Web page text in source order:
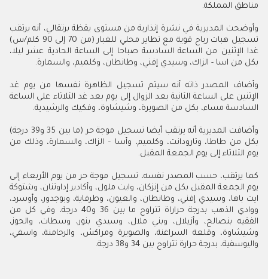
مناطق المملكة.
وأوضحت المديرية في نشرة إنذارية من مستوى يقظة برتقالي، أنه يرتقب
تسجيل هبات رياح قوية مع تطاير محلي للغبار (من 70 إلى 90 كلم/س)
غدا الإثنين من الساعة السادسة صباحا إلى الساعة الحادية عشر ليلا،
بكل من اسا - الزاك، وسيدي إفني، وطانطان، وكلميم، والسمارة.
وأضاف المصدر ذاته أنه سيتم تسجيل الظاهرة نفسها من يوم غد
الإثنين على الساعة الثانية بعد الزوال إلى يوم بعد غد الثلاثاء على الساعة
السادسة مساء، بكل من الصويرة، وشيشاوة، وفكيك والرشيدية.
وأضافت المديرية أنه يرتقب أيضا تسجيل موجة حر (ما بين 35 و39 درجة)
بكل من طاطا، وتارودانت، وكلميم، وأسا – الزاك، والسمارة، وذلك من
يوم الثلاثاء إلى يوم الجمعة المقبل.
كما يرتقب، حسب المصدر نفسه، تسجيل موجة حر من يوم الأربعاء إلى
يوم الجمعة المقبل بكل من إنزكان، وايت ملول، وأكادير إداوتنان، وشتوكة
ايت باها، وسيدي إفني، وطانطان، والعيون، وطرفاية، وبوجدور، وأوسرد،
ووادي الذهب بدرجة حراراة تتراوح ما بين 36 و40 درجة، وفي كل من
الفقيه بنصالح، وأزيلال، وبني ملال، وسيدي بنور، وسطات، والحوز،
وشيشاوة، وقلعة السراغنة، والصويرة ومراكش، والرحامنة، واسفي،
واليوسفية، بدرجة حرارة تتراوح بين 34 و38 درجة.